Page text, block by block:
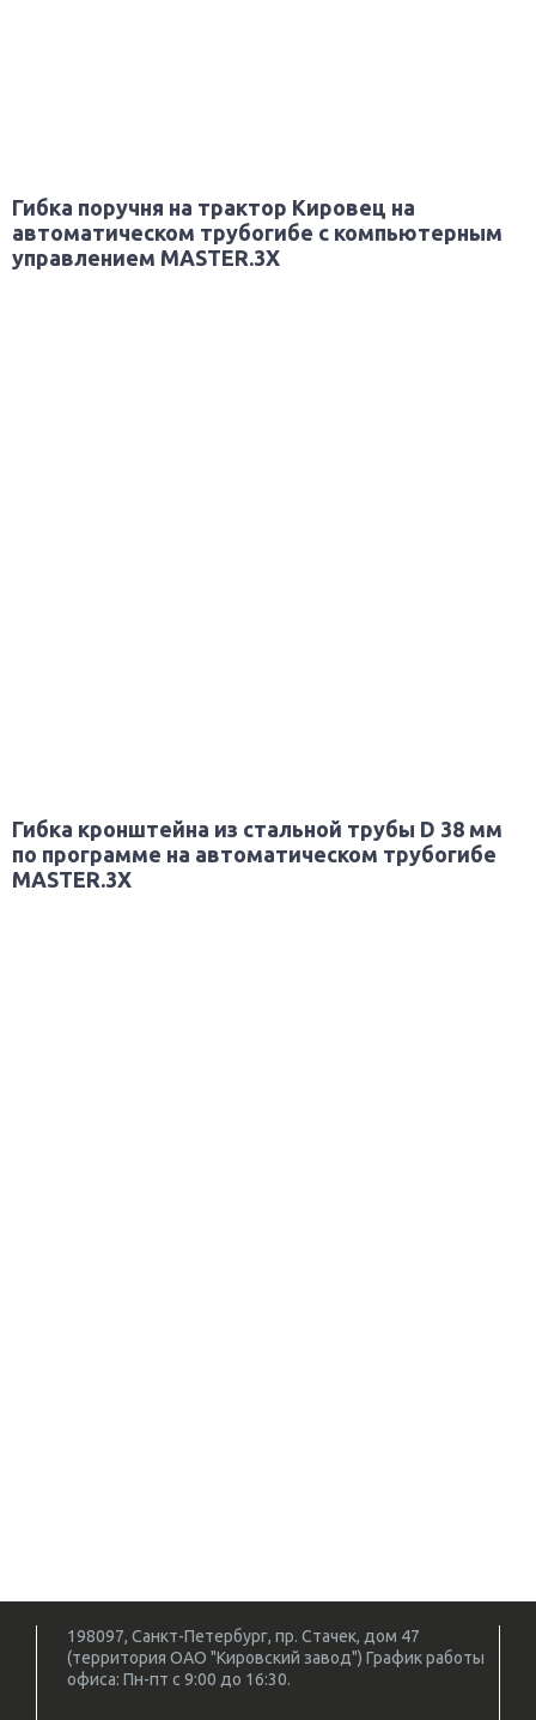
Гибка поручня на трактор Кировец на
автоматическом трубогибе с компьютерным
управлением MASTER.3Х
Гибка кронштейна из стальной трубы D 38 мм
по программе на автоматическом трубогибе
MASTER.3X
198097, Санкт-Петербург, пр. Стачек, дом 47
(территория ОАО "Кировский завод") График работы
офиса: Пн-пт с 9:00 до 16:30.